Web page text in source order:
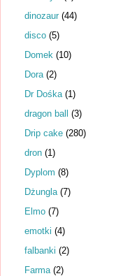
dinozaur (44)
disco (5)
Domek (10)
Dora (2)
Dr Dośka (1)
dragon ball (3)
Drip cake (280)
dron (1)
Dyplom (8)
Dżungla (7)
Elmo (7)
emotki (4)
falbanki (2)
Farma (2)